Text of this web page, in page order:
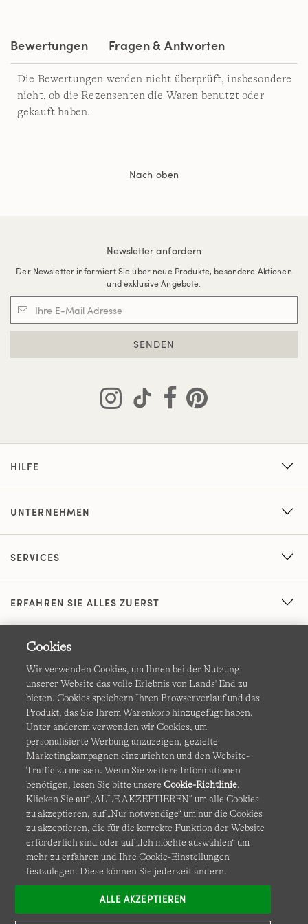
Bewertungen Fragen & Antworten
Die Bewertungen werden nicht überprüft, insbesondere
nicht, ob die Rezensenten die Waren benutzt oder
gekauft haben.
Nach oben
Newsletter anfordern
Der Newsletter informiert Sie über neue Produkte, besondere Aktionen
und exklusive Angebote.
SENDEN
HILFE
UNTERNEHMEN
SERVICES
ERFAHREN SIE ALLES ZUERST
AGB Datenschutz & Sicherheit
Cookies Ich möchte auswählen Barrierefreiheit
Site Map Internationale Websites
Diese Website ist durch reCAPTCHA geschützt. Es gelten die
Datenschutzerklärung undNutzungsbedingungenvon
Google.
Cookies
Wir verwenden Cookies, um Ihnen bei der Nutzung
unserer Website das volle Erlebnis von Lands' End zu
bieten. Cookies speichern Ihren Browserverlauf und das
Produkt, das Sie Ihrem Warenkorb hinzugefügt haben.
Unter anderem verwenden wir Cookies, um
personalisierte Werbung anzuzeigen, gezielte
Marketingkampagnen einzurichten und den Website-
Traffic zu messen. Wenn Sie weitere Informationen
benötigen, lesen Sie bitte unsereCookie-Richtlinie.
Klicken Sie auf „ALLE AKZEPTIEREN“ um alle Cookies
zu akzeptieren, auf „Nur notwendige“ um nur die Cookies
zu akzeptieren, die für die korrekte Funktion der Website
erforderlich sind oder auf „Ich möchte auswählen“ um
mehr zu erfahren und Ihre Cookie-Einstellungen
festzulegen. Diese können Sie jederzeit ändern.
ALLE AKZEPTIEREN